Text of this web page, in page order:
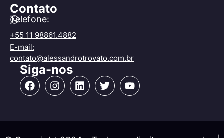
Contato
Telefone:
+55 11 98861.4882
E-mail:
contato@alessandrotrovato.com.br
Siga-nos